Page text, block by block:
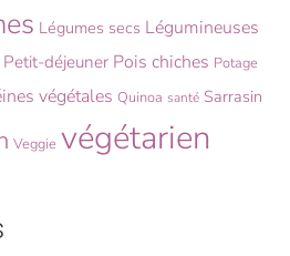
Légumes secs Légumineuses
Petit-déjeuner Pois chiches Potage
végétales Quinoa santé Sarrasin
Veggie végétarien